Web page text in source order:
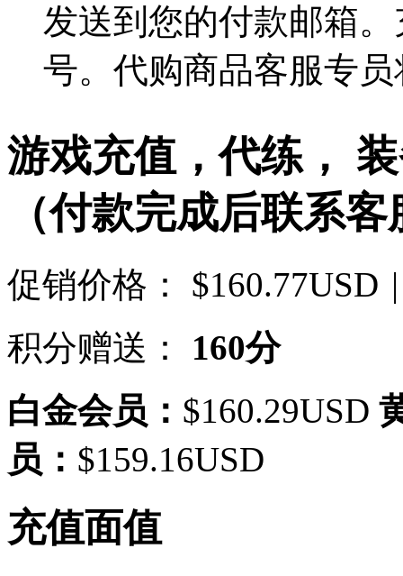
发送到您的付款邮箱
号。代购商品客服专
游戏充值，代练，
（付款完成后联系客
促销价格： $160.77USD
积分赠送：
160分
白金会员： $160.29USD
员： $159.16USD
充值面值